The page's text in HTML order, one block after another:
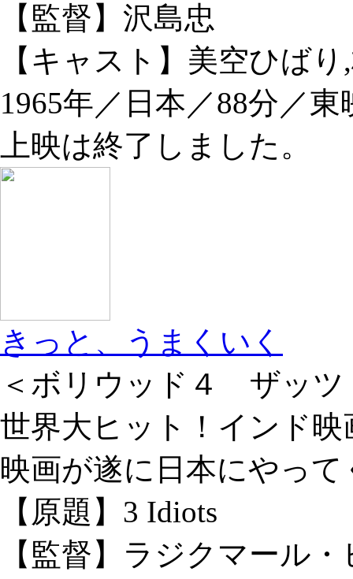
【監督】沢島忠
【キャスト】美空ひば
1965年／日本／88分／東
上映は終了しました。
きっと、うまくいく
＜ボリウッド４ ザッツ
世界大ヒット！インド
映画が遂に日本にやって
【原題】3 Idiots
【監督】ラジクマール